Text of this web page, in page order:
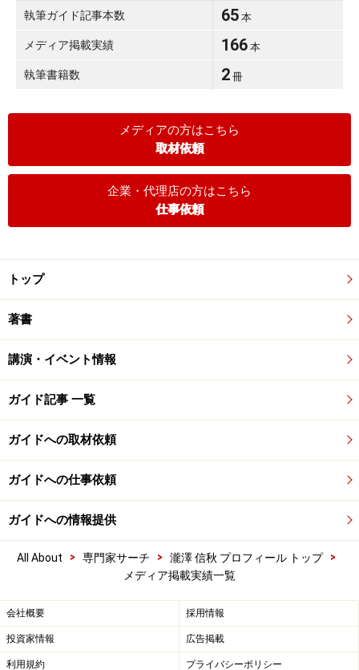
執筆ガイド記事本数 65 本
メディア掲載実績 166 本
執筆書籍数 2 冊
メディアの方はこちら
取材依頼
企業・代理店の方はこちら
仕事依頼
トップ
著書
講演・イベント情報
ガイド記事 一覧
ガイドへの取材依頼
ガイドへの仕事依頼
ガイドへの情報提供
All About > 専門家サーチ > 瀧澤 信秋 プロフィール トップ
>
メディア掲載実績一覧
会社概要 採用情報
投資家情報 広告掲載
利用規約 プライバシーポリシー